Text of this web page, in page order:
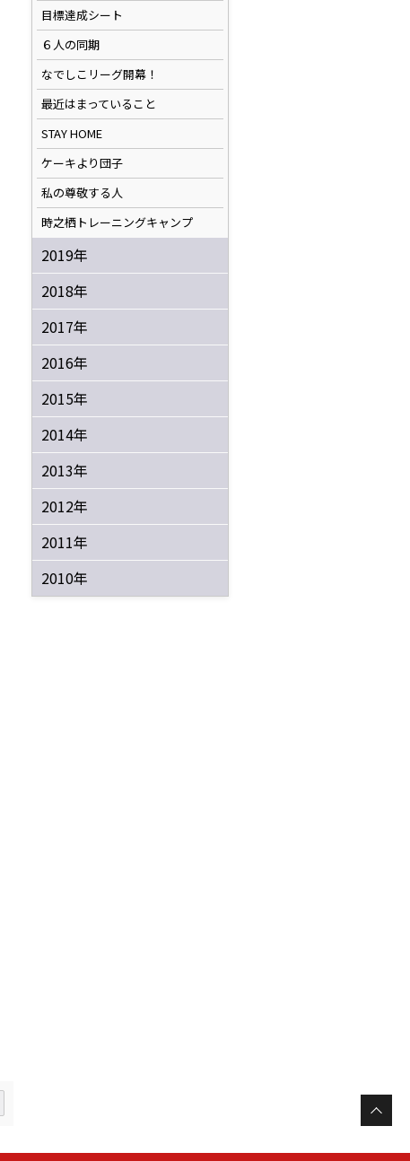
目標達成シート
６人の同期
なでしこリーグ開幕！
最近はまっていること
STAY HOME
ケーキより団子
私の尊敬する人
時之栖トレーニングキャンプ
2019年
2018年
2017年
2016年
2015年
2014年
2013年
2012年
2011年
2010年